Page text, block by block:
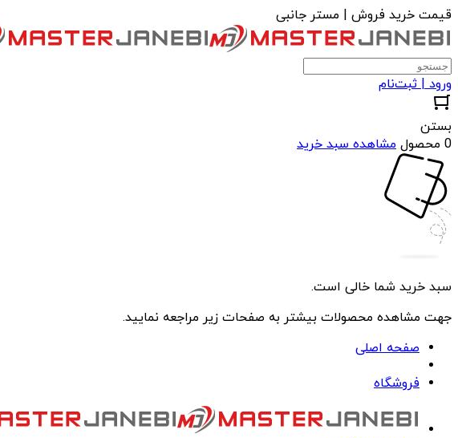
قیمت خرید فروش | مستر جانبی
ورود | ثبت‌نام
بستن
0 محصول
مشاهده سبد خرید
سبد خرید شما خالی است.
جهت مشاهده محصولات بیشتر به صفحات زیر مراجعه نمایید.
صفحه اصلی
فروشگاه